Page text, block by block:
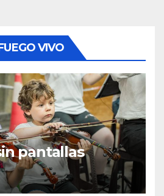
VIVO
pantallas